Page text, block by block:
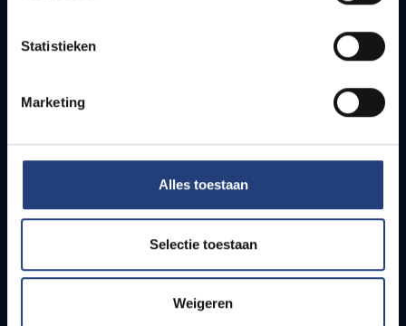
Statistieken
Marketing
Alles toestaan
Selectie toestaan
Weigeren
How to get to the VUB campuses
Students
PhD students
Teachers and secondary schools
Working students